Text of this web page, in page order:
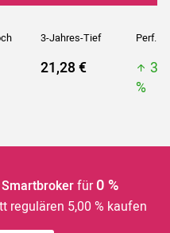
3-Jahres-Tief Perf. 5J
21,28 €
%
Smartbrokerfür 0 %
regulären 5,00 % kaufen